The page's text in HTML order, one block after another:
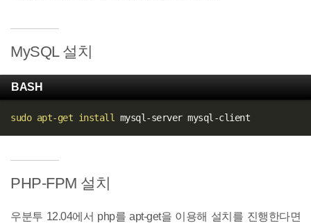
MySQL 설치
BASH
sudo apt-get install
PHP-FPM 설치
우분투 12.04에서 php를 apt-get을 이용해 설치를 진행한다면